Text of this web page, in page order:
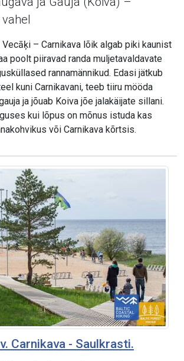
Vecāķi – Carnikava lõik algab piki kaunist
poolt piiravad randa muljetavaldavate
rannamännikud. Edasi jätkub
kuni Carnikavani, teeb tiiru mööda
ja jõuab Koiva jõe jalakäijate sillani.
kui lõpus on mõnus istuda kas
või Carnikava kõrtsis.
Carnikava - Saulkrasti.